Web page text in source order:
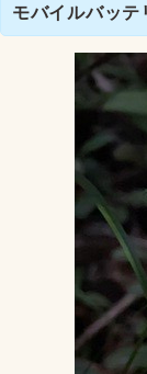
モバイルバッテ